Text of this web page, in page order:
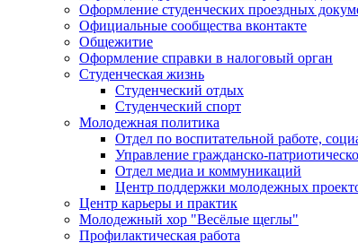
Оформление студенческих проездных
Официальные сообщества вконтакте
Общежитие
Оформление справки в налоговый орган
Студенческая жизнь
Студенческий отдых
Студенческий спорт
Молодежная политика
Отдел по воспитательной работе,
Управление гражданско-
Отдел медиа и коммуникаций
Центр поддержки молодежных
Центр карьеры и практик
Молодежный хор "Весёлые щеглы"
Профилактическая работа